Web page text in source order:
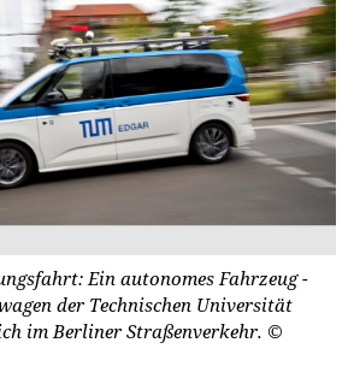
Ein autonomes Fahrzeug -
der Technischen Universität
im Berliner Straßenverkehr. ©